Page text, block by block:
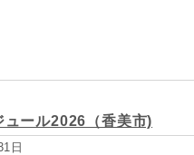
ュール2026（香美市)
日